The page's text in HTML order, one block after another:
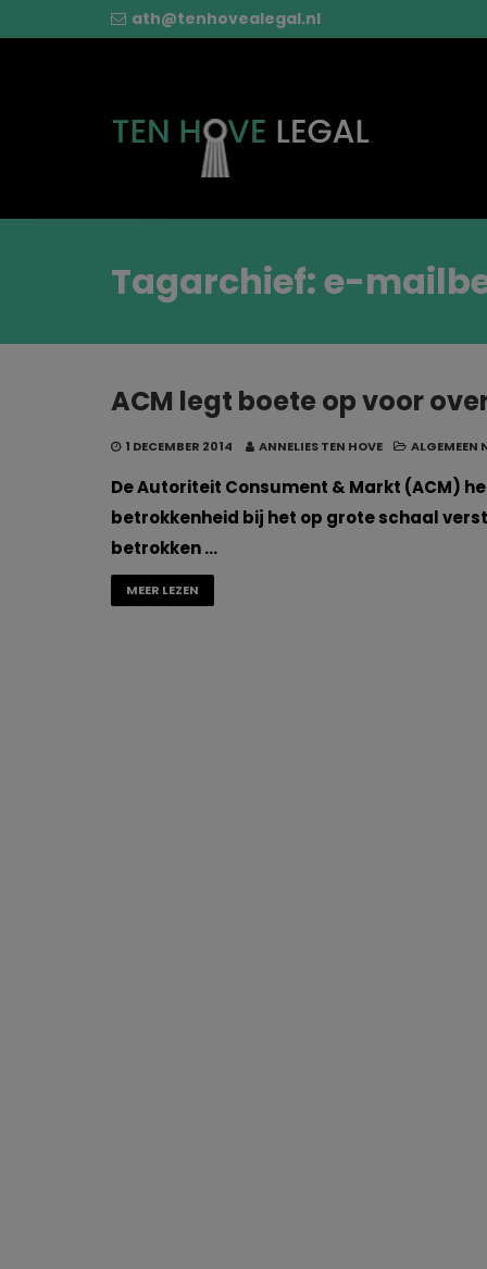
ath@tenhovealegal.nl
Tagarchief: e-
ACM legt boete op voor
1 DECEMBER 2014 ANNELIES TEN HOVE ALGEMEEN
De Autoriteit Consument & Markt (ACM)
betrokkenheid bij het op grote schaal
betrokken …
MEER LEZEN